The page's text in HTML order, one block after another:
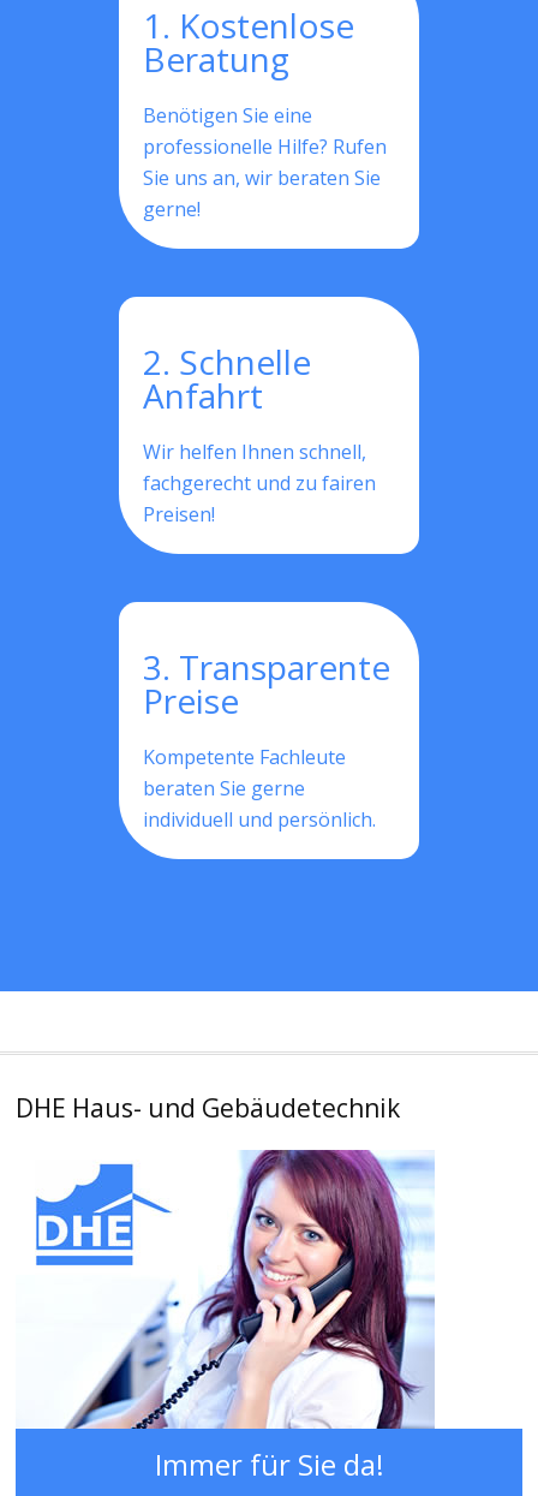
1. Kostenlose
Beratung
Benötigen Sie eine
professionelle Hilfe? Rufen
Sie uns an, wir beraten Sie
gerne!
2. Schnelle
Anfahrt
Wir helfen Ihnen schnell,
fachgerecht und zu fairen
Preisen!
3. Transparente
Preise
Kompetente Fachleute
beraten Sie gerne
individuell und persönlich.
DHE Haus- und Gebäudetechnik
Immer für Sie da!